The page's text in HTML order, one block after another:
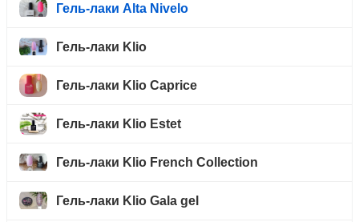
Гель-лаки Alta Nivelo
Гель-лаки Klio
Гель-лаки Klio Caprice
Гель-лаки Klio Estet
Гель-лаки Klio French Collection
Гель-лаки Klio Gala gel